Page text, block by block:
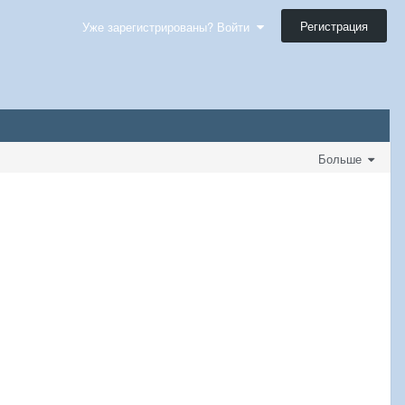
Уже зарегистрированы? Войти Регистрация
Больше